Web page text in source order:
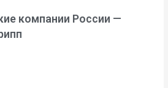
компании России —